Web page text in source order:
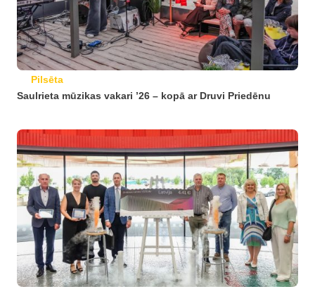
Pilsēta
Saulrieta mūzikas vakari ’26 – kopā ar Druvi Priedēnu